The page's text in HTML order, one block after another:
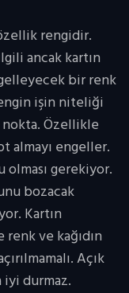
rengidir.
ancak kartın
bir renk
işin niteliği
Özellikle
almayı engeller.
gerekiyor.
bozacak
Kartın
ve kağıdın
Açık
durmaz.